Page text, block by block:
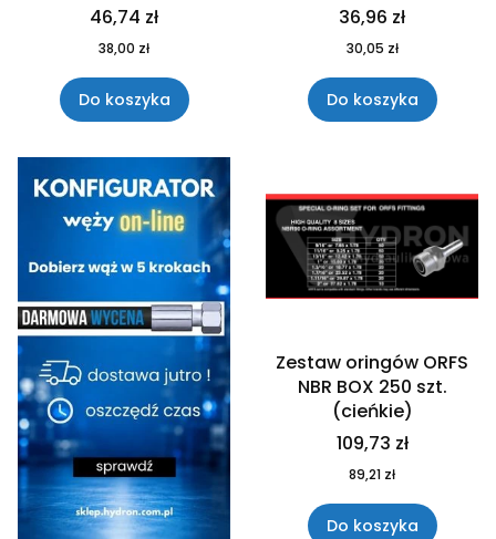
46,74 zł
38,00 zł
Do koszyka
36,96 zł
30,05 zł
Do koszyka
Zestaw oringów ORFS
NBR BOX 250 szt.
(cieńkie)
109,73 zł
89,21 zł
Do koszyka